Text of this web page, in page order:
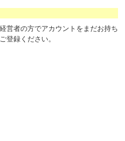
営者の方でアカウントをまだお持ち
登録ください。